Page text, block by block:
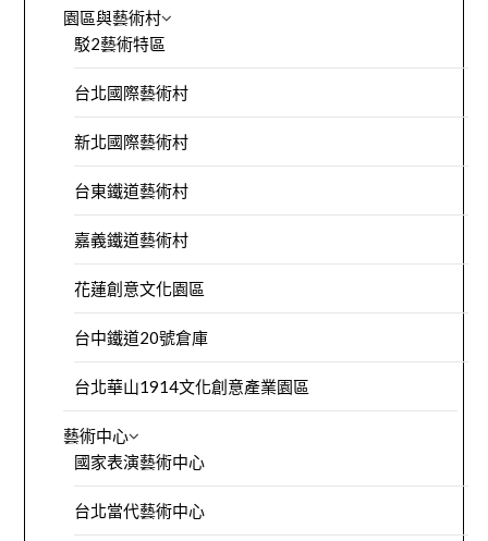
園區與藝術村
駁2藝術特區
台北國際藝術村
新北國際藝術村
台東鐵道藝術村
嘉義鐵道藝術村
花蓮創意文化園區
台中鐵道20號倉庫
台北華山1914文化創意產業園區
藝術中心
國家表演藝術中心
台北當代藝術中心